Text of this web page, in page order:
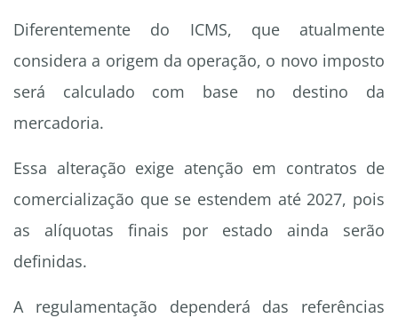
Diferentemente do ICMS, que atualmente
considera a origem da operação, o novo imposto
será calculado com base no destino da
mercadoria.
Essa alteração exige atenção em contratos de
comercialização que se estendem até 2027, pois
as alíquotas finais por estado ainda serão
definidas.
A regulamentação dependerá das referências